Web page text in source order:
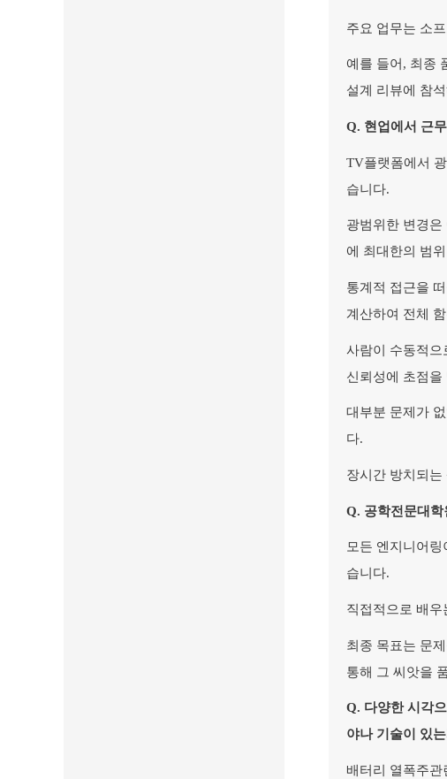
주요 업무는 소
예를 들어, 최종
설계 리뷰에 참
Q. 현업에서 근
TV플랫폼에서
습니다.
광범위한 변경은
에 최대한의 범
통계적 접근을
계산하여 전체
사람이 수동적으
신뢰성에 초점을
대부분 문제가
다.
장시간 방치되
Q. 공학전문대
모든 엔지니어
습니다.
직접적으로 배
최종 목표는 문
통해 그 씨앗을
Q. 다양한 시각
야나 기술이 있
배터리 열폭주